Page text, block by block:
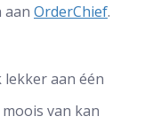
aan OrderChief.
lekker aan één
van kan